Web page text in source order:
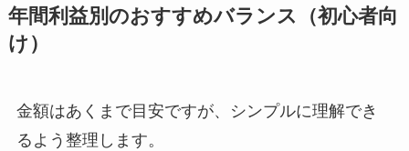
年間利益別のおすすめバランス（初心者向
け）
金額はあくまで目安ですが、シンプルに理解でき
るよう整理します。